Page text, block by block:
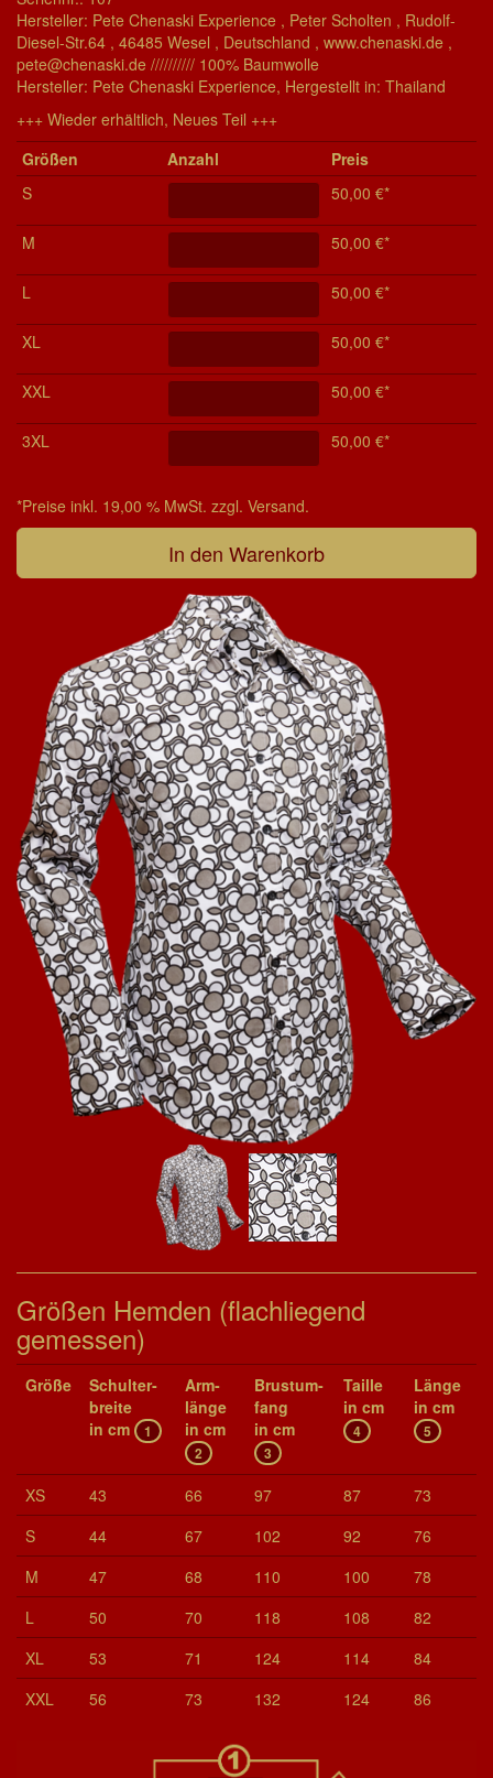
Hersteller: Pete Chenaski Experience , Peter Scholten , Rudolf-
Diesel-Str.64 , 46485 Wesel , Deutschland , www.chenaski.de ,
pete@chenaski.de ////////// 100% Baumwolle
Her­stel­ler: Pete Chenaski Experience, Her­ge­stel­lt in: Thailand
+++ Wieder erhältlich, Neues Teil +++
Grö­ßen
Anzahl
Preis
S
50,00 €*
M 50,00 €*
L 50,00 €*
XL 50,00 €*
XXL 50,00 €*
3XL 50,00 €*
*Preise inkl. 19,00 % MwSt. zzgl. Versand.
Größen Hemden (flachliegend
gemessen)
Größe
Schul­ter­
brei­te
in cm
1
Arm­
länge
in cm
2
Brust­um­
fang
in cm
3
Taille
in cm
4
Länge
in cm
5
XS 43 66 97 87
73
S
44 67 102 92
76
M
47 68 110 100
78
L
50 70 118 108
82
XL
53 71 124 114
84
XXL
56 73 132 124 86